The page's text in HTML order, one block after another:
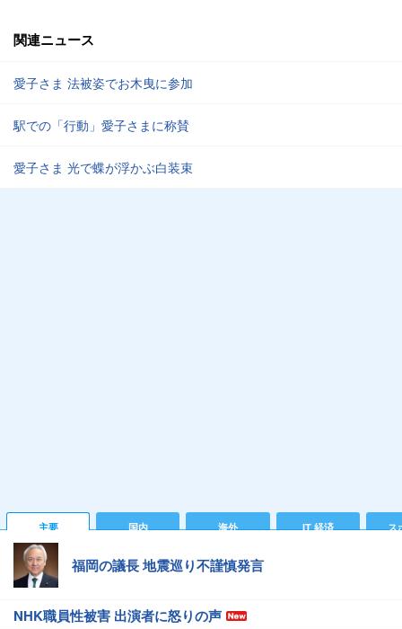
関連ニュース
愛子さま 法被姿でお木曳に参加
駅での「行動」愛子さまに称賛
愛子さま 光で蝶が浮かぶ白装束
主要 国内 海外 IT 経済 ス
福岡の議長 地震巡り不謹慎発言
NHK職員性被害 出演者に怒りの声